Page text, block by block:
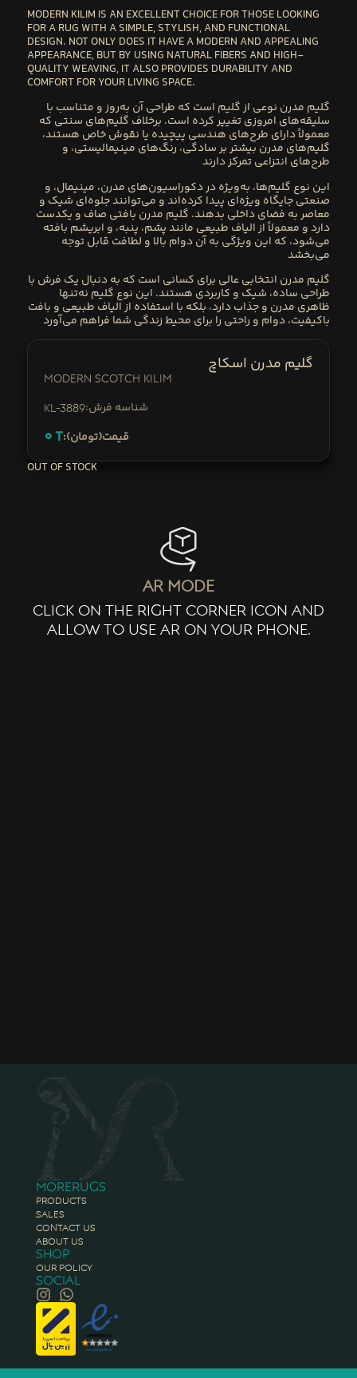
MODERN KILIM IS AN EXCELLENT CHOICE FOR THOSE LOOKING
FOR A RUG WITH ASIMPLE, STYLISH, AND FUNCTIONAL
DESIGN. NOT ONLY DOES IT HAVE AMODERN AND APPEALING
APPEARANCE, BUT BY USING NATURAL FIBERS AND HIGH-
QUALITY WEAVING, IT ALSO PROVIDES DURABILITY AND
COMFORTFOR YOUR LIVING SPACE.
گلیم مدرن نوعی از گلیم است که طراحی آن به‌روز و متناسب با
سلیقه‌های امروزی تغییر کرده است. برخلاف گلیم‌های سنتی که
معمولاً دارای طرح‌های هندسی پیچیده یا نقوش خاص هستند،
گلیم‌های مدرن بیشتر بر سادگی، رنگ‌های مینیمالیستی، و
طرح‌های انتزاعی تمرکز دارند
این نوع گلیم‌ها، به‌ویژه در دکوراسیون‌های مدرن، مینیمال، و
صنعتی جایگاه ویژه‌ای پیدا کرده‌اند و می‌توانند جلوه‌ای شیک و
معاصر به فضای داخلی بدهند. گلیم مدرن بافتی صاف و یکدست
دارد و معمولاً از الیاف طبیعی مانند پشم، پنبه، و ابریشم بافته
می‌شود، که این ویژگی به آن دوام بالا و لطافت قابل توجه
می‌بخشد
گلیم مدرن انتخابی عالی برای کسانی است که به دنبال یک فرش با
طراحی ساده، شیک و کاربردی هستند. این نوع گلیم نه‌تنها
ظاهری مدرن و جذاب دارد، بلکه با استفاده از الیاف طبیعی و بافت
باکیفیت، دوام و راحتی را برای محیط زندگی شما فراهم می‌آورد
گلیم مدرن اسکاچ
Modern Scotch Kilim
KL-3889 :شناسه فرش
0T :قیمت(تومان)
OUT OF STOCK
ar mode
click on the right corner icon and
allow to use ar on your phone.
Morerugs
Products
Sales
Contact Us
About Us
Shop
Our Policy
Social